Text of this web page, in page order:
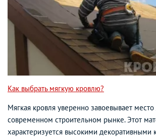
Как выбрать мягкую кровлю?
Мягкая кровля уверенно завоевывает
современном строительном рынке. Этот
характеризуется высокими декоративными